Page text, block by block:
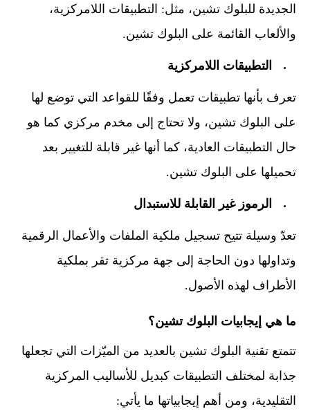
الجديدة للبلوك تشين، مثل: التطبيقات اللامركزية،
والألعاب القائمة على البلوك تشين.
التطبيقات اللامركزية
تعرف بأنها تطبيقات تعمل وفقًا للقواعد التي توضع لها
على البلوك تشين، ولا تحتاج إلى مخدم مركزي كما هو
حال التطبيقات العادية، كما أنها غير قابلة للتغيير بعد
تحميلها على البلوك تشين.
الرموز غير القابلة للاستبدال
تعدّ وسيلة تتيح تسجيل ملكية الملفات والأعمال الرقمية
وتداولها دون الحاجة إلى جهة مركزية تقر بملكية
الأطراف لهذه الأصول.
ما هي إيجابيات البلوك تشين؟
تتمتع تقنية البلوك تشين بالعديد من الميّزات التي تجعلها
جذابة لمختلف التطبيقات كبديل للأساليب المركزية
التقليدية، ومن أهم إيجابياتها ما يأتي: